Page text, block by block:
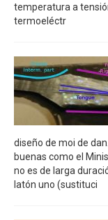
temperatura a
termoeléctr
diseño de moi de
buenas como el
no es de larga
latón uno (sustituci